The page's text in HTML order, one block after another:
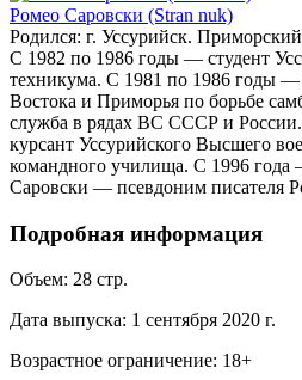
Ромео Саровски (Stran nuk)
Родился: г. Уссурийск.
С 1982 по 1986 годы — студент
техникума. С 1981 по 1986 годы
Востока и Приморья по борьбе
служба в рядах ВС СССР и
курсант Уссурийского Высшего
командного училища. С 1996 года
Саровски — псевдоним писателя
Подробная информация
Объем: 28 стр.
Дата выпуска: 1 сентября 2020 г.
Возрастное ограничение: 18+